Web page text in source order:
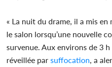
« La nuit du drame, il a mis
le salon lorsqu’une nouvelle
survenue. Aux environs de 3
réveillée parsuffocation , a